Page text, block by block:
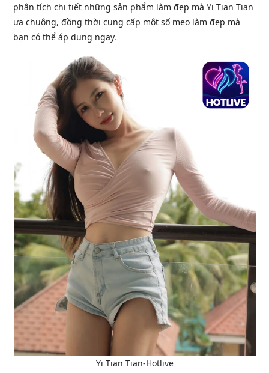
phân tích chi tiết những sản phẩm làm đẹp mà Yi Tian Tian
ưa chuộng, đồng thời cung cấp một số mẹo làm đẹp mà
bạn có thể áp dụng ngay.
Yi Tian Tian-Hotlive